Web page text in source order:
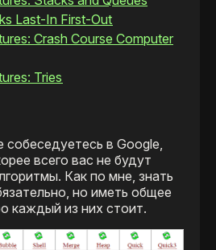
Last-In First-Out
Crash Course Computer
Tries
собеседуетесь в Google,
всего вас не будут
Как по мне, знать
но иметь общее
каждый из них стоит.